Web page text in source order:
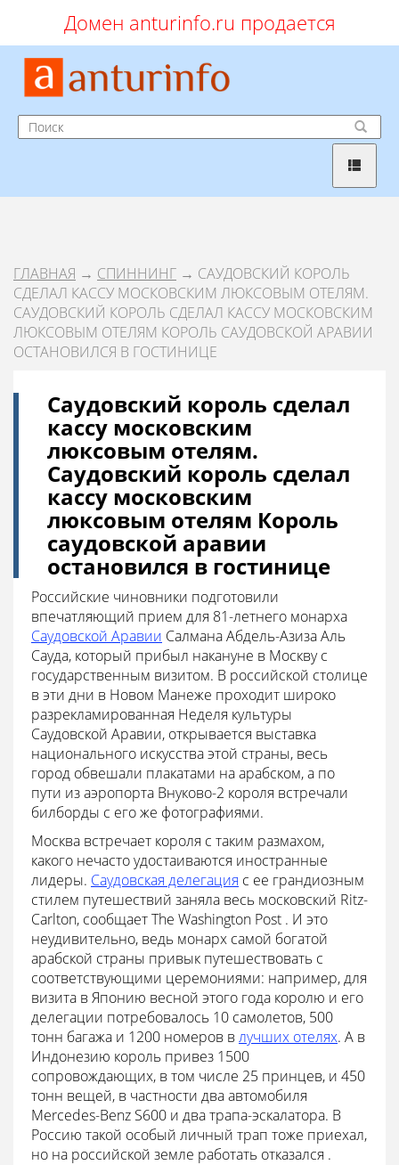
Домен anturinfo.ru продается
ГЛАВНАЯ → СПИННИНГ → САУДОВСКИЙ КОРОЛЬ
СДЕЛАЛ КАССУ МОСКОВСКИМ ЛЮКСОВЫМ ОТЕЛЯМ.
САУДОВСКИЙ КОРОЛЬ СДЕЛАЛ КАССУ МОСКОВСКИМ
ЛЮКСОВЫМ ОТЕЛЯМ КОРОЛЬ САУДОВСКОЙ АРАВИИ
ОСТАНОВИЛСЯ В ГОСТИНИЦЕ
Саудовский король сделал
кассу московским
люксовым отелям.
Саудовский король сделал
кассу московским
люксовым отелям Король
саудовской аравии
остановился в гостинице
Российские чиновники подготовили
впечатляющий прием для 81-летнего монарха
Саудовской Аравии Салмана Абдель-Азиза Аль
Сауда, который прибыл накануне в Москву с
государственным визитом. В российской столице
в эти дни в Новом Манеже проходит широко
разрекламированная Неделя культуры
Саудовской Аравии, открывается выставка
национального искусства этой страны, весь
город обвешали плакатами на арабском, а по
пути из аэропорта Внуково-2 короля встречали
билборды с его же фотографиями.
Москва встречает короля с таким размахом,
какого нечасто удостаиваются иностранные
лидеры. Саудовская делегация с ее грандиозным
стилем путешествий заняла весь московский Ritz-
Carlton, сообщает The Washington Post . И это
неудивительно, ведь монарх самой богатой
арабской страны привык путешествовать с
соответствующими церемониями: например, для
визита в Японию весной этого года королю и его
делегации потребовалось 10 самолетов, 500
тонн багажа и 1200 номеров влучших отелях. А в
Индонезию король привез 1500
сопровождающих, в том числе 25 принцев, и 450
тонн вещей, в частности два автомобиля
Mercedes-Benz S600 и два трапа-эскалатора. В
Россию такой особый личный трап тоже приехал,
но на российской земле работать отказался .